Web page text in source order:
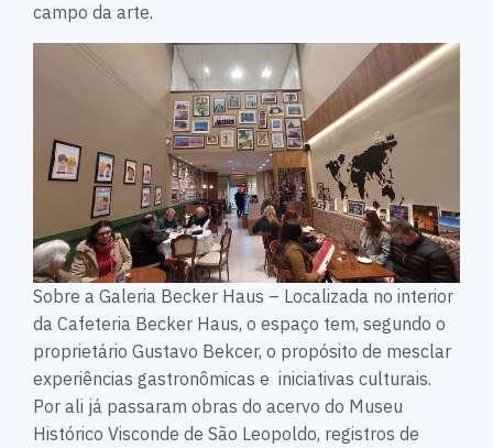
campo da arte.
Sobre a Galeria Becker Haus – Localizada no interior
da Cafeteria Becker Haus, o espaço tem, segundo o
proprietário Gustavo Bekcer, o propósito de mesclar
experiências gastronômicas e iniciativas culturais.
Por ali já passaram obras do acervo do Museu
Histórico Visconde de São Leopoldo, registros de